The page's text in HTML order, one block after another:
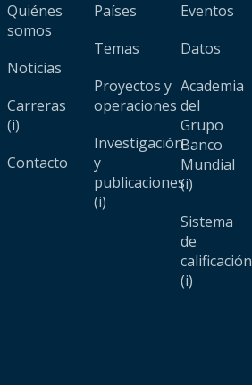
Quiénes
somos
Noticias
Carreras
(i)
Contacto
Países
Temas
Proyectos y
operaciones
Investigación
y
publicaciones
(i)
Eventos
Datos
Academia
del
Grupo
Banco
Mundial
(i)
Sistema
de
calificación
(i)